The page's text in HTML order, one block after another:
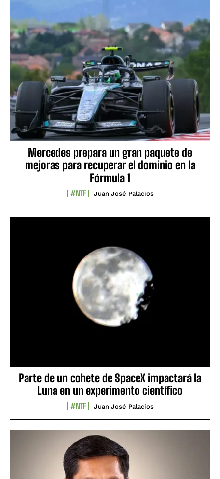
Mercedes prepara un gran paquete de
mejoras para recuperar el dominio en la
Fórmula 1
#NTF Juan José Palacios
Parte de un cohete de SpaceX impactará la
Luna en un experimento científico
#NTF Juan José Palacios